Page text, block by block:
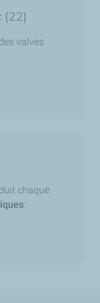
(22)
valves
chaque
.